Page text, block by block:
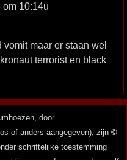
10:14u
maar er staan wel
terrorist en black
door
of anders aangegeven), zijn ©
schriftelijke toestemming